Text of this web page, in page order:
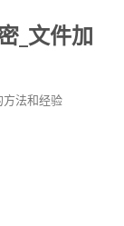
_文件加
法和经验